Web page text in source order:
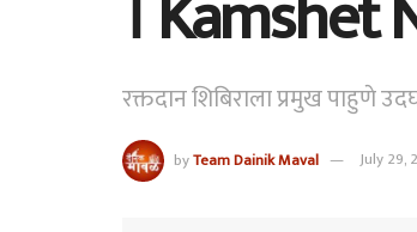
रक्तदान शिबिराला प्रमुख पाहुणे
byTeam Dainik Maval July 29,